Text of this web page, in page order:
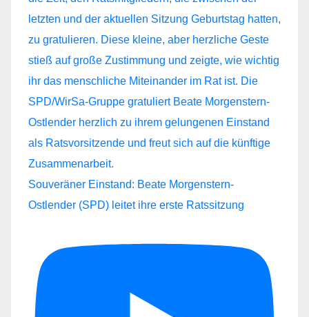
Souveräner Einstand: Beate Morgenstern-
Ostlender (SPD) leitet ihre erste Ratssitzung